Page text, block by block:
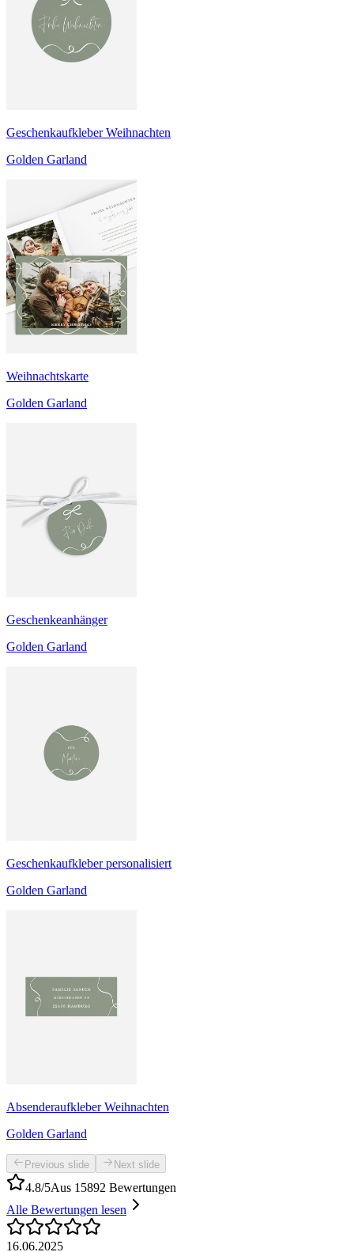
Geschenkaufkleber Weihnachten
Golden Garland
Weihnachtskarte
Golden Garland
Geschenkeanhänger
Golden Garland
Geschenkaufkleber personalisiert
Golden Garland
Absenderaufkleber Weihnachten
Golden Garland
Previous slide Next slide
4.8/5Aus 15892 Bewertungen
Alle Bewertungen lesen
16.06.2025